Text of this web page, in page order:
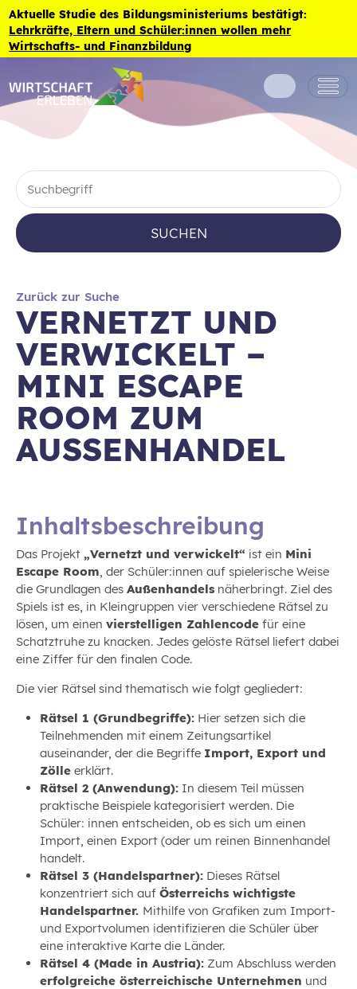
Zum Inhalt der Seite springen
Aktuelle Studie des Bildungsministeriums bestätigt:
Lehrkräfte, Eltern und Schüler:innen wollen mehr
Wirtschafts- und Finanzbildung
SUCHEN
Zurück zur Suche
VERNETZT UND
VERWICKELT –
MINI ESCAPE
ROOM ZUM
AUSSENHANDEL
Inhaltsbeschreibung
Das Projekt „Vernetzt und verwickelt“ ist ein Mini
Escape Room, der Schüler:innen auf spielerische Weise
die Grundlagen des Außenhandels näherbringt. Ziel des
Spiels ist es, in Kleingruppen vier verschiedene Rätsel zu
lösen, um einen vierstelligen Zahlencode für eine
Schatztruhe zu knacken. Jedes gelöste Rätsel liefert dabei
eine Ziffer für den finalen Code.
Die vier Rätsel sind thematisch wie folgt gegliedert:
Rätsel 1 (Grundbegriffe): Hier setzen sich die
Teilnehmenden mit einem Zeitungsartikel
auseinander, der die Begriffe Import, Export und
Zölle erklärt.
Rätsel 2 (Anwendung): In diesem Teil müssen
praktische Beispiele kategorisiert werden. Die
Schüler: innen entscheiden, ob es sich um einen
Import, einen Export (oder um reinen Binnenhandel
handelt.
Rätsel 3 (Handelspartner): Dieses Rätsel
konzentriert sich auf Österreichs wichtigste
Handelspartner. Mithilfe von Grafiken zum Import-
und Exportvolumen identifizieren die Schüler über
eine interaktive Karte die Länder.
Rätsel 4 (Made in Austria): Zum Abschluss werden
erfolgreiche österreichische Unternehmen und